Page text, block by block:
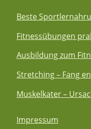
Beste
Fitnessübungen
Ausbildung zum
Stretching – Fang
Muskelkater –
Impressum